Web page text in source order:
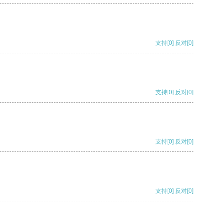
支持[0] 反对[0]
支持[0] 反对[0]
支持[0] 反对[0]
支持[0] 反对[0]